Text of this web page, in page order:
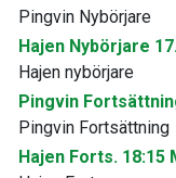
Pingvin Nybörjare
Hajen Nybörjare
Hajen nybörjare
Pingvin
Pingvin Fortsättning
Hajen Forts. 18:15